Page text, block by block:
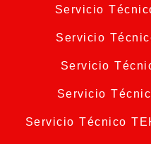
Servicio
Servicio
Servicio
Servicio
Servicio Técnico